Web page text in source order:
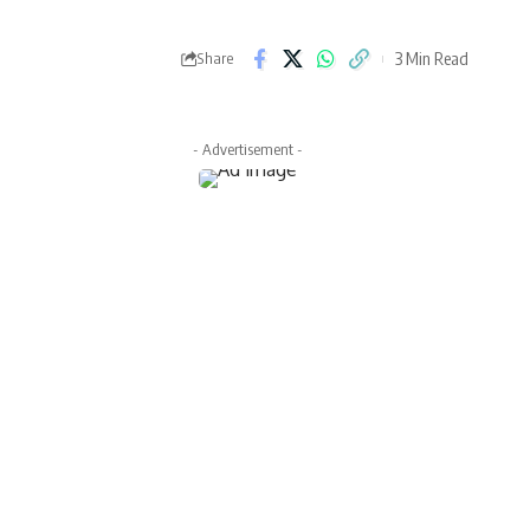
Share 3 Min Read
- Advertisement -